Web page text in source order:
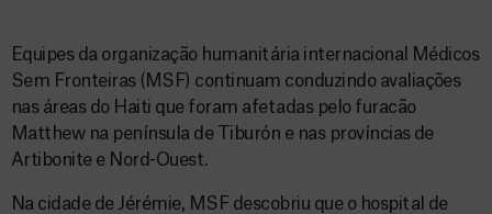
Equipes da organização humanitária internacional Médicos
Sem Fronteiras (MSF) continuam conduzindo avaliações
nas áreas do Haiti que foram afetadas pelo furacão
Matthew na península de Tiburón e nas províncias de
Artibonite e Nord-Ouest.
Na cidade de Jérémie, MSF descobriu que o hospital de